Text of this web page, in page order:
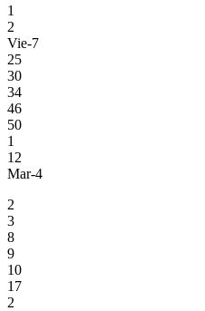
1
2
Vie-7
25
30
34
46
50
1
12
Mar-4
2
3
8
9
10
17
2